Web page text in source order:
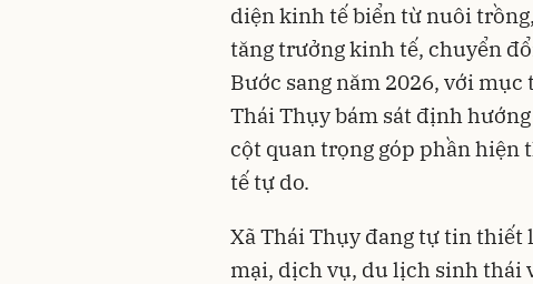
diện kinh tế biển từ nuôi
tăng trưởng kinh tế, chuyển
Bước sang năm 2026, với
Thái Thụy bám sát định
cột quan trọng góp phần hiện
tế tự do.
Xã Thái Thụy đang tự tin
mại, dịch vụ, du lịch sinh thái